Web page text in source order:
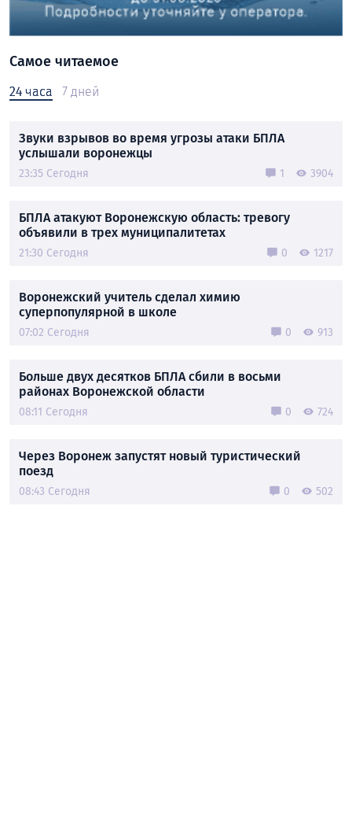
Самое читаемое
24 часа 7 дней
Звуки взрывов во время угрозы атаки БПЛА
услышали воронежцы
23:35 Сегодня 1 3904
БПЛА атакуют Воронежскую область: тревогу
объявили в трех муниципалитетах
21:30 Сегодня 0 1217
Воронежский учитель сделал химию
суперпопулярной в школе
07:02 Сегодня 0 913
Больше двух десятков БПЛА сбили в восьми
районах Воронежской области
08:11 Сегодня 0 724
Через Воронеж запустят новый туристический
поезд
08:43 Сегодня 0 502